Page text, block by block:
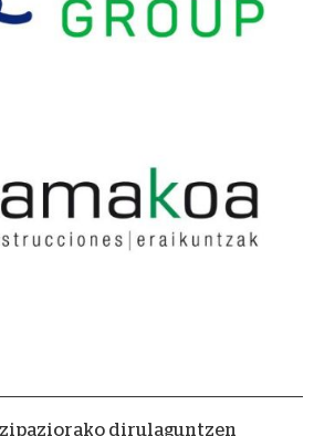
dirulaguntzen